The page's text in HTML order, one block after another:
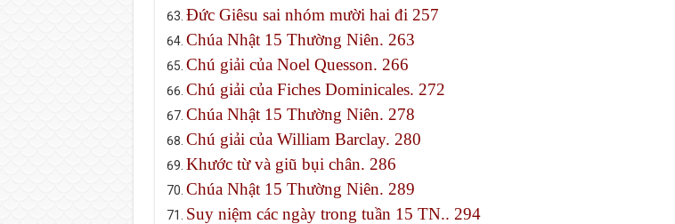
Đức Giêsu sai nhóm mười hai đi 257
Chúa Nhật 15 Thường Niên. 263
Chú giải của Noel Quesson. 266
Chú giải của Fiches Dominicales. 272
Chúa Nhật 15 Thường Niên. 278
Chú giải của William Barclay. 280
Khước từ và giũ bụi chân. 286
Chúa Nhật 15 Thường Niên. 289
Suy niệm các ngày trong tuần 15 TN.. 294